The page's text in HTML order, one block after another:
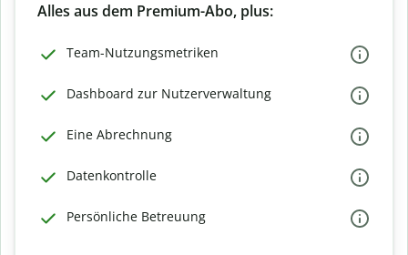
Alles aus dem Premium-Abo, plus:
Team-Nutzungsmetriken
Dashboard zur Nutzerverwaltung
Eine Abrechnung
Datenkontrolle
Persönliche Betreuung